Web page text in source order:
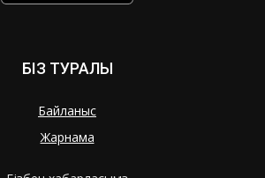
БІЗ ТУРАЛЫ
Байланыс
Жарнама